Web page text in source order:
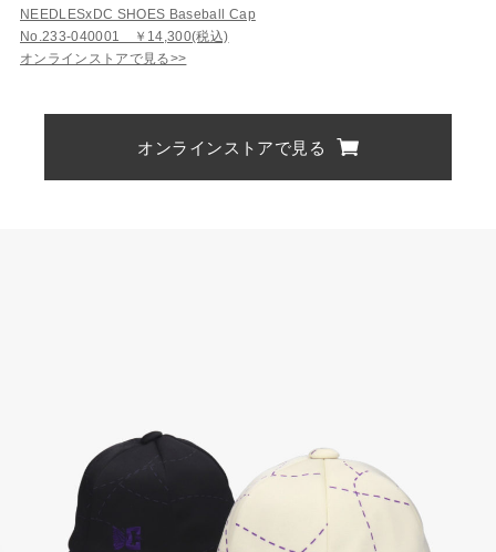
NEEDLESxDC SHOES Baseball Cap
No.233-040001 ￥14,300(税込)
オンラインストアで見る>>
オンラインストアで見る